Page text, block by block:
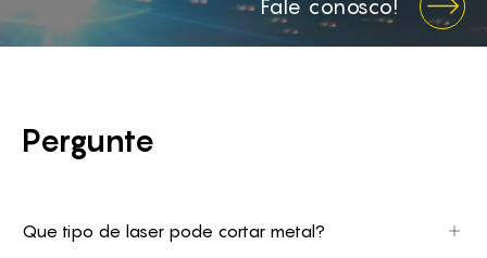
Fale conosco!
Pergunte
Que tipo de laser pode cortar metal?